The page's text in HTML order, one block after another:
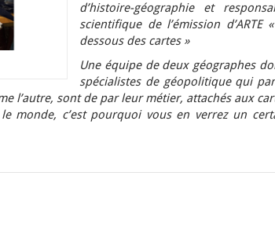
d’histoire-géographie et
scientifique de l’émission d’ARTE
dessous des cartes »
Une équipe de deux géographes
spécialistes de géopolitique qui
l’autre, sont de par leur métier, attachés aux
monde, c’est pourquoi vous en verrez un